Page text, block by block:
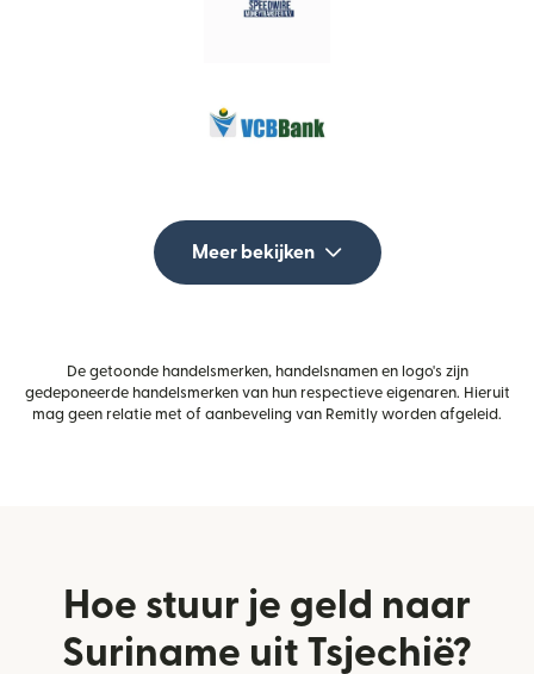
Meer bekijken
De getoonde handelsmerken, handelsnamen en logo's zijn
gedeponeerde handelsmerken van hun respectieve eigenaren. Hieruit
mag geen relatie met of aanbeveling van Remitly worden afgeleid.
Hoe stuur je geld naar
Suriname uit Tsjechië?